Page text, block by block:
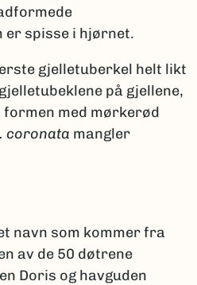
er spisse i hjørnet.
gjelletuberkel helt likt
på gjellene,
med mørkerød
coronata mangler
navn som kommer fra
av de 50 døtrene
Doris og havguden